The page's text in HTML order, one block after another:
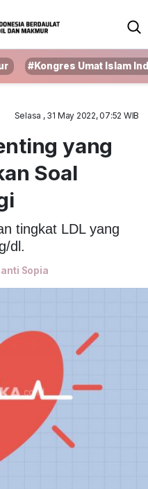
#Kongres Umat Islam
Selasa , 31 May 2022, 07:52 WIB
yang
Soal
tingkat LDL yang
dl.
Sopia